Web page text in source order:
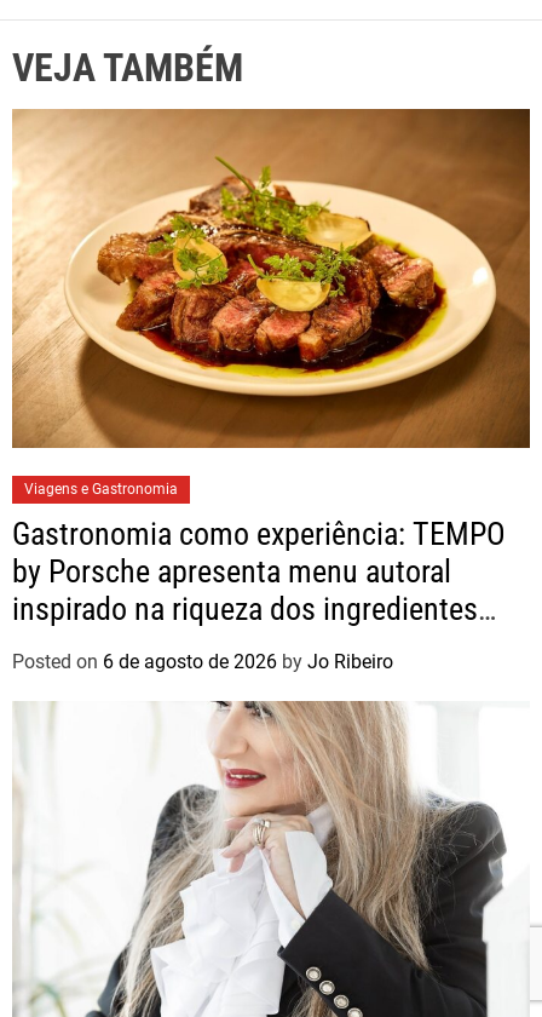
VEJA TAMBÉM
Viagens e Gastronomia
Gastronomia como experiência: TEMPO
by Porsche apresenta menu autoral
inspirado na riqueza dos ingredientes
brasileiros
Posted on 6 de agosto de 2026 by Jo Ribeiro